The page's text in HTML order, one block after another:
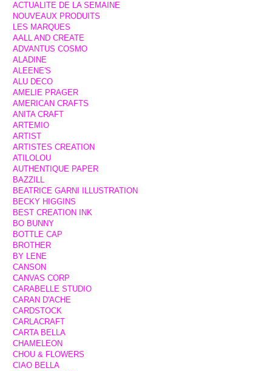
ACTUALITE DE LA SEMAINE
NOUVEAUX PRODUITS
LES MARQUES
AALL AND CREATE
ADVANTUS COSMO
ALADINE
ALEENE'S
ALU DECO
AMELIE PRAGER
AMERICAN CRAFTS
ANITA CRAFT
ARTEMIO
ARTIST
ARTISTES CREATION
ATILOLOU
AUTHENTIQUE PAPER
BAZZILL
BEATRICE GARNI ILLUSTRATION
BECKY HIGGINS
BEST CREATION INK
BO BUNNY
BOTTLE CAP
BROTHER
BY LENE
CANSON
CANVAS CORP
CARABELLE STUDIO
CARAN D'ACHE
CARDSTOCK
CARLACRAFT
CARTA BELLA
CHAMELEON
CHOU & FLOWERS
CIAO BELLA